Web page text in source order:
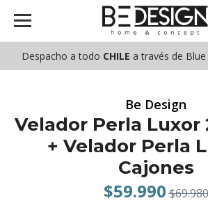
Despacho a todo CHILE a través de
Be Design
Velador Perla Luxor
+ Velador Perla
Cajones
$59.990 $69.980